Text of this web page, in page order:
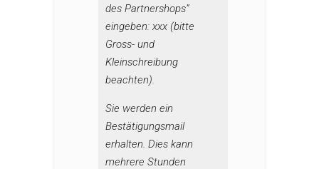
des Partnershops”
eingeben: xxx (bitte
Gross- und
Kleinschreibung
beachten).
Sie werden ein
Bestätigungsmail
erhalten. Dies kann
mehrere Stunden